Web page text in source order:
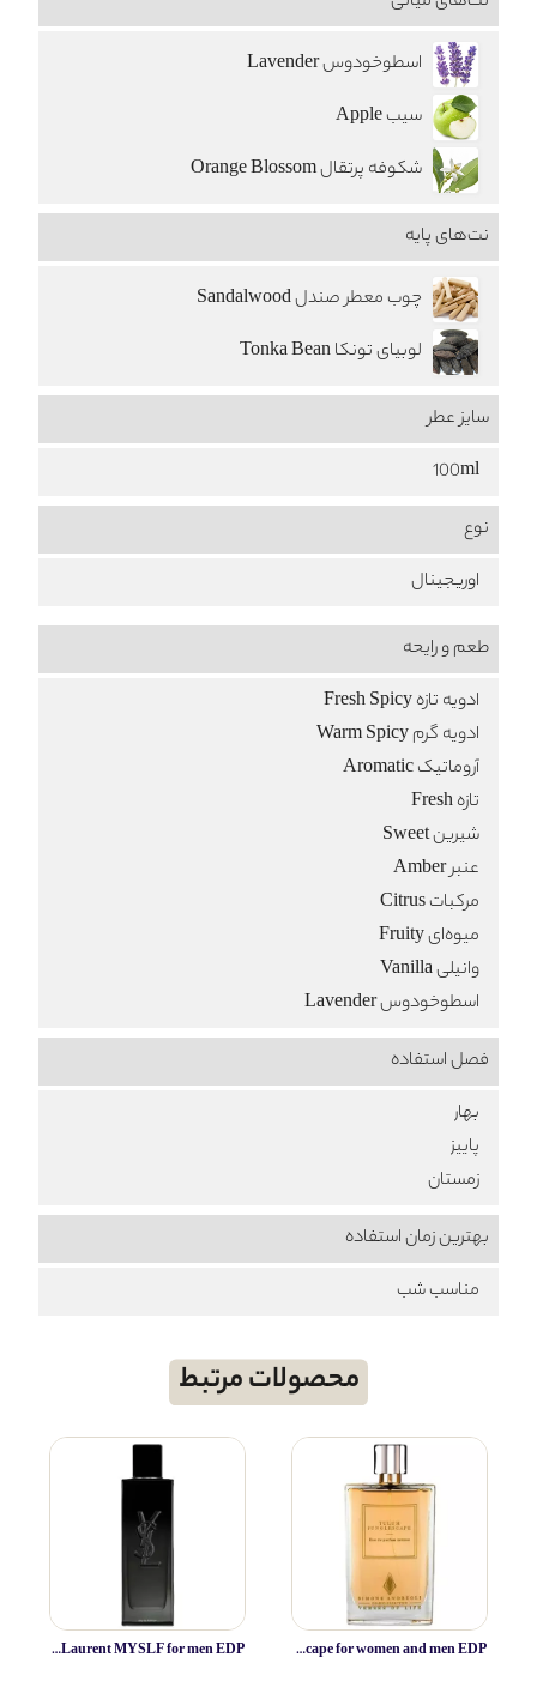
اسطوخودوس Lavender
سیب Apple
شکوفه پرتقال Orange Blossom
نت‌های پایه
چوب معطر صندل Sandalwood
لوبیای تونکا Tonka Bean
سایز عطر
100ml
نوع
اوریجینال
طعم‌ و رایحه
ادویه تازه Fresh Spicy
ادویه گرم Warm Spicy
آروماتیک Aromatic
تازه Fresh
شیرین Sweet
عنبر Amber
مرکبات Citrus
میوه‌ای Fruity
وانیلی Vanilla
اسطوخودوس Lavender
فصل استفاده
بهار
پاییز
زمستان
بهترین زمان استفاده
مناسب شب
محصولات مرتبط
Simone Andreoli Tulum Junglescape for women and men EDP
Yves Saint Laurent MYSLF for men EDP